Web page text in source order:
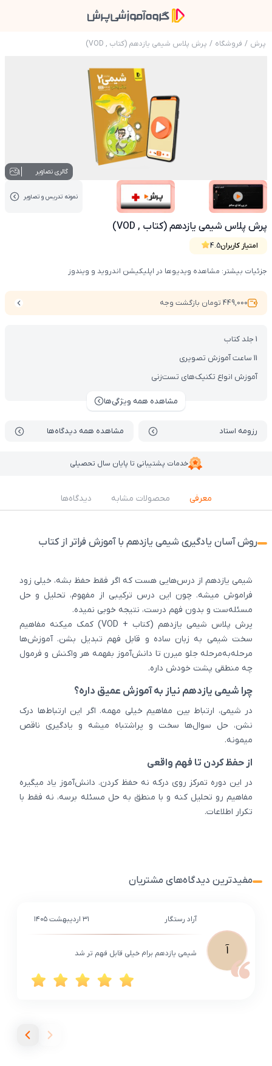
پرش / فروشگاه / پرش پلاس شیمی یازدهم (کتاب , VOD)
عکس محصول پرش پلاس شیمی یازدهم (کتاب , VOD)
گالری تصاویر 1
عکس کاور نمونه تدریس عکس کاور نمونه تدریس
نمونه تدریس‌ و تصاویر
پرش پلاس شیمی یازدهم (کتاب , VOD)
امتیاز کاربران4.5
1 جلد کتاب
11 ساعت آموزش تصویری
آموزش انواع تکنیک‌های تست‌زنی
مشاهده همه ویژگی‌ها
رزومه استاد مشاهده همه دیدگاه‌ها
خدمات پشتیبانی تا پایان سال تحصیلی
جزئیات بیشتر: مشاهده ویدیوها در اپلیکیشن اندروید و ویندوز
449,000 تومان بازگشت وجه
معرفی محصولات مشابه دیدگاه‌ها
روش آسان یادگیری شیمی یازدهم با آموزش فراتر از کتاب
شیمی یازدهم از درس‌هایی هست که اگر فقط حفظ بشه، خیلی زود
فراموش میشه. چون این درس ترکیبی از مفهوم، تحلیل و حل
مسئله‌ست و بدون فهم درست، نتیجه خوبی نمیده.
پرش پلاس شیمی یازدهم (کتاب + VOD) کمک میکنه مفاهیم
سخت شیمی به زبان ساده و قابل فهم تبدیل بشن. آموزش‌ها
مرحله‌به‌مرحله جلو میرن تا دانش‌آموز بفهمه هر واکنش و فرمول
چه منطقی پشت خودش داره.
چرا شیمی یازدهم نیاز به آموزش عمیق داره؟
در شیمی، ارتباط بین مفاهیم خیلی مهمه. اگر این ارتباط‌ها درک
نشن، حل سوال‌ها سخت و پراشتباه میشه و یادگیری ناقص
میمونه.
از حفظ کردن تا فهم واقعی
در این دوره تمرکز روی درکه نه حفظ کردن. دانش‌آموز یاد میگیره
مفاهیم رو تحلیل کنه و با منطق به حل مسئله برسه، نه فقط با
تکرار اطلاعات.
مفیدترین دیدگاه‌های مشتریان
آ
آراد رستگار ۳۱ اردیبهشت ۱۴۰۵
شیمی یازدهم برام خیلی قابل فهم تر شد